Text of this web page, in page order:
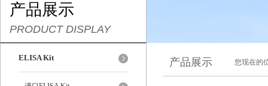
产品展示
PRODUCT DISPLAY
ELISA Kit 产品展示 您现在的